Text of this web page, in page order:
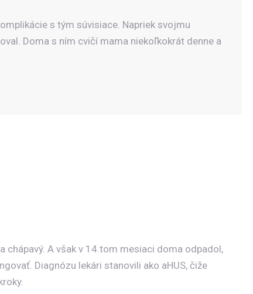
s tým súvisiace. Napriek svojmu
Doma s ním cvičí mama niekoľkokrát denne a
chápavý. A však v 14.tom mesiaci doma odpadol,
Diagnózu lekári stanovili ako aHUS, čiže